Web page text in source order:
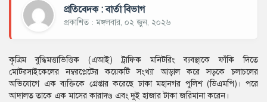
প্রতিবেদক : বার্তা বিভাগ
প্রকাশিত : মঙ্গলবার, ০২ জুন, ২০২৬
কৃত্রিম বুদ্ধিমত্তাভিত্তিক (এআই) ট্রাফিক মনিটরিং ব্যবস্থাকে ফাঁকি দিতে
মোটরসাইকেলের নম্বরপ্লেটের কয়েকটি সংখ্যা আড়াল করে সড়কে চলাচলের
অভিযোগে এক ব্যক্তিকে গ্রেপ্তার করেছে ঢাকা মহানগর পুলিশ (ডিএমপি)। পরে
আদালত তাকে এক মাসের কারাদণ্ড এবং দুই হাজার টাকা জরিমানা করেন।